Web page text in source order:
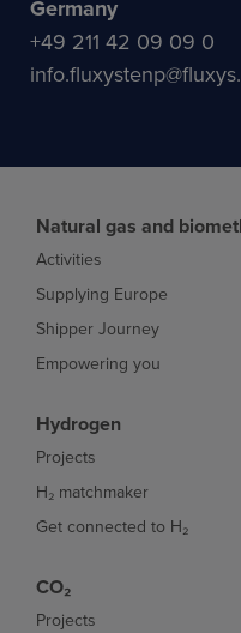
Germany
+49 211 42 09 09 0
Natural gas and
Activities
Supplying Europe
Shipper Journey
Empowering you
Hydrogen
Projects
H₂ matchmaker
Get connected to H₂
CO₂
Projects